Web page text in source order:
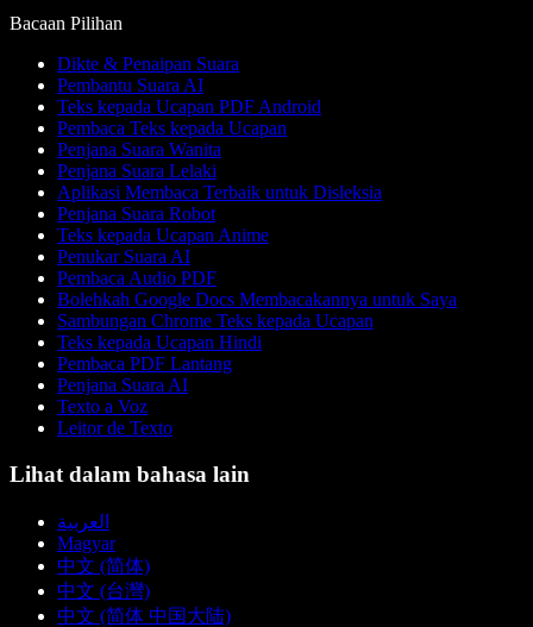
Bacaan Pilihan
Dikte & Penaipan Suara
Pembantu Suara AI
Teks kepada Ucapan PDF Android
Pembaca Teks kepada Ucapan
Penjana Suara Wanita
Penjana Suara Lelaki
Aplikasi Membaca Terbaik untuk Disleksia
Penjana Suara Robot
Teks kepada Ucapan Anime
Penukar Suara AI
Pembaca Audio PDF
Bolehkah Google Docs Membacakannya untuk Saya
Sambungan Chrome Teks kepada Ucapan
Teks kepada Ucapan Hindi
Pembaca PDF Lantang
Penjana Suara AI
Texto a Voz
Leitor de Texto
Lihat dalam bahasa lain
العربية
Magyar
中文 (简体)
中文 (台灣)
中文 (简体 中国大陆)